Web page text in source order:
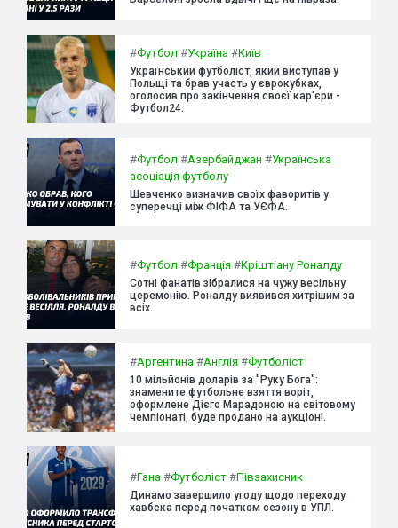
#Футбол #Україна #Київ
Український футболіст, який виступав у
Польщі та брав участь у єврокубках,
оголосив про закінчення своєї кар'єри -
Футбол24.
#Футбол #Азербайджан #Українська
асоціація футболу
Шевченко визначив своїх фаворитів у
суперечці між ФІФА та УЄФА.
#Футбол #Франція #Кріштіану Роналду
Сотні фанатів зібралися на чужу весільну
церемонію. Роналду виявився хитрішим за
всіх.
#Аргентина #Англія #Футболіст
10 мільйонів доларів за "Руку Бога":
знамените футбольне взяття воріт,
оформлене Дієго Марадоною на світовому
чемпіонаті, буде продано на аукціоні.
#Гана #Футболіст #Півзахисник
Динамо завершило угоду щодо переходу
хавбека перед початком сезону в УПЛ.